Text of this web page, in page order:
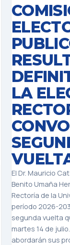
LA
El Dr. Mauricio
Benito Umaña
Rectoría de la
período 2026-
segunda vuelta
martes 14 de
abordarán sus